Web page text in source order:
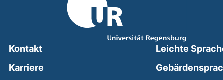
Kontakt
Karriere
Leichte